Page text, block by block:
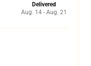
Delivered
Aug. 14 - Aug. 21